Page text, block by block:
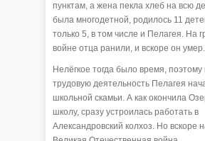
пунктам, а жена пекла хлеб на всю
была многодетной, родилось 11
только 5, в том числе и Пелагея. На
войне отца ранили, и вскоре он умер.
Нелёгкое тогда было время, поэтому
трудовую деятельность Пелагея
школьной скамьи. А как окончила
школу, сразу устроилась работать в
Александровский колхоз. Но вскоре